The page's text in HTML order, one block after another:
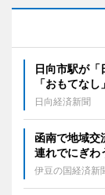
日向市駅が
「おもてな
日向経済新聞
函南で地域
連れでにぎわ
伊豆の国経済新